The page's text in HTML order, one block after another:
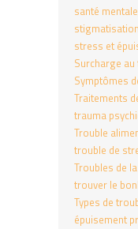
santé mentale
stress et
Surcharge au
Symptômes
Traitements
trauma
Trouble
trouble de
Troubles de
trouver le
Types de
épuisement